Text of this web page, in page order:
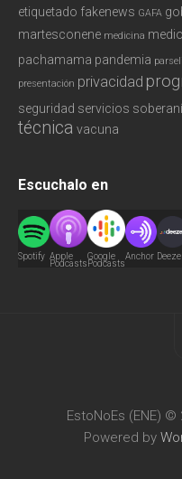
etiquetado fakenews GAFA
martesconene medicina
pachamama pandemia
presentación privacidad
seguridad servicios
técnica vacuna
Escuchalo en
Spotify Apple
Podcasts
Google
Podcasts
Anchor
EstoNoEs (ENE) ©
Powered by